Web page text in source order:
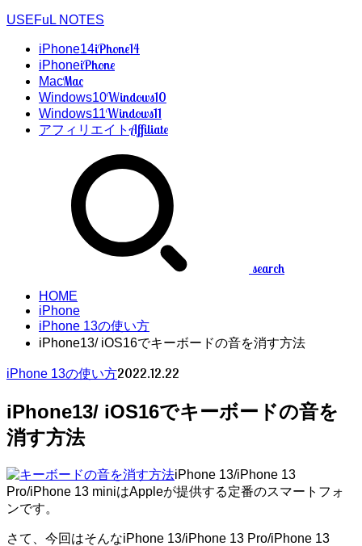
USEFuL NOTES
iPhone14iPhone14
iPhoneiPhone
MacMac
Windows10Windows10
Windows11Windows11
アフィリエイトAffiliate
search
HOME
iPhone
iPhone 13の使い方
iPhone13/ iOS16でキーボードの音を消す方法
iPhone 13の使い方2022.12.22
iPhone13/ iOS16でキーボードの音を
消す方法
iPhone 13/iPhone 13
Pro/iPhone 13 miniはAppleが提供する定番のスマートフォ
ンです。
さて、今回はそんなiPhone 13/iPhone 13 Pro/iPhone 13